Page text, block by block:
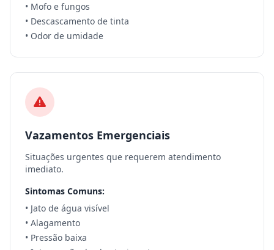
• Mofo e fungos
• Descascamento de tinta
• Odor de umidade
Vazamentos Emergenciais
Situações urgentes que requerem atendimento
imediato.
Sintomas Comuns:
• Jato de água visível
• Alagamento
• Pressão baixa